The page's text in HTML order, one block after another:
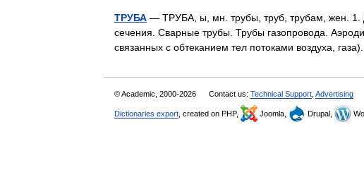
ТРУБА — ТРУБА, ы, мн. трубы, труб, трубам, жен. 1.
сечения. Сварные трубы. Трубы газопровода.
связанных с обтеканием тел потоками воздуха,
© Academic, 2000-2026 Contact us: Technical Support Advertising
Dictionaries export , created on PHP, Joomla, Drupal,